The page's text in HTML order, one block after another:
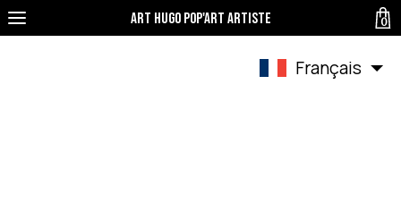
Art Hugo pop'art Artiste
Français
0